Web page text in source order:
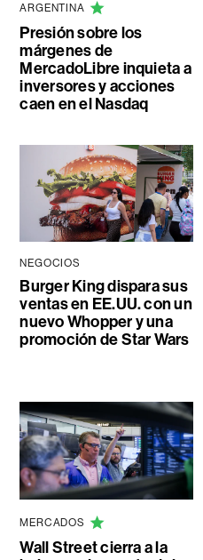
ARGENTINA
Presión sobre los
márgenes de
MercadoLibre inquieta a
inversores y acciones
caen en el Nasdaq
NEGOCIOS
Burger King dispara sus
ventas en EE.UU. con un
nuevo Whopper y una
promoción de Star Wars
MERCADOS
Wall Street cierra a la